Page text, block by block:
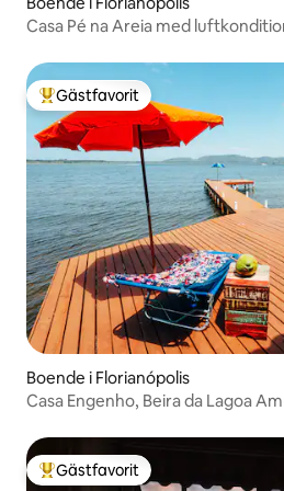
Casa Pé na Areia med
Populär gästfavorit
Gästfavorit
Boende i Florianópolis
Casa Engenho, Beira da Lagoa
Populär gästfavorit
Gästfavorit